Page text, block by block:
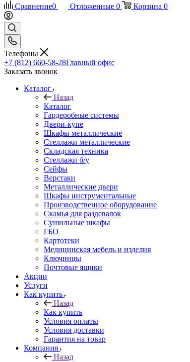
Сравнение0 Отложенные 0 Корзина 0
Телефоны
+7 (812) 660-58-28Главный офис
Заказать звонок
Каталог
Назад
Каталог
Гардеробные системы
Двери-купе
Шкафы металлические
Стеллажи металлические
Складская техника
Стеллажи б/у
Сейфы
Верстаки
Металлические двери
Шкафы инструментальные
Производственное оборудование
Скамья для раздевалок
Сушильные шкафы
ГБО
Картотеки
Медицинская мебель и изделия
Ключницы
Почтовые ящики
Акции
Услуги
Как купить
Назад
Как купить
Условия оплаты
Условия доставки
Гарантия на товар
Компания
Назад